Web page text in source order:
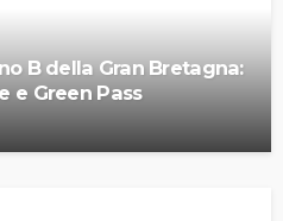
B della Gran Bretagna:
e Green Pass